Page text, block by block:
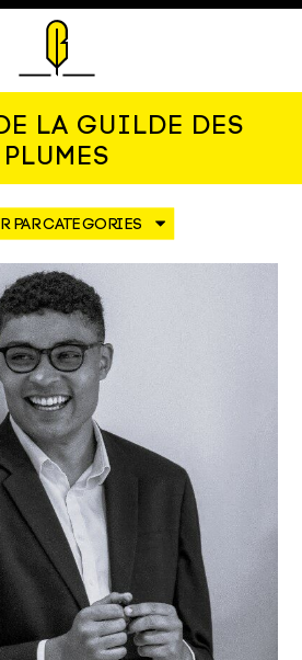
LA GUILDE DES
PLUMES